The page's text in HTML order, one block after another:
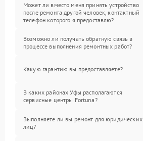
Может ли вместо меня принять устройство
после ремонта другой человек, контактный
телефон которого я предоставлю?
Возможно ли получать обратную связь в
процессе выполнения ремонтных работ?
Какую гарантию вы предоставляете?
В каких районах Уфы располагаются
сервисные центры Fortuna?
Выполняете ли вы ремонт для юридических
лиц?